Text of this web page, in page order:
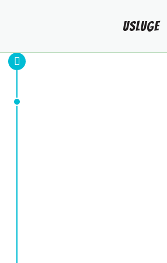
USLUGE